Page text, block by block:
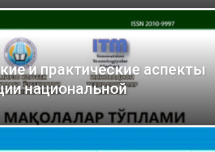
и практические аспекты
национальной